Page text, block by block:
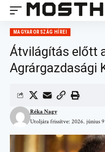
MAGYARORSZÁG HÍREI
Átvilágítás előtt
Agrárgazdasági
Utoljára frissítve: 2026. június 9
Réka Nagy